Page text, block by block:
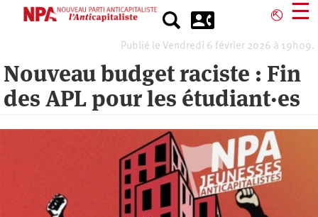
⎋ ☰
Publié le Vendredi 6 février 2026 à 19h09.
Nouveau budget raciste : Fin
des APL pour les étudiant·es